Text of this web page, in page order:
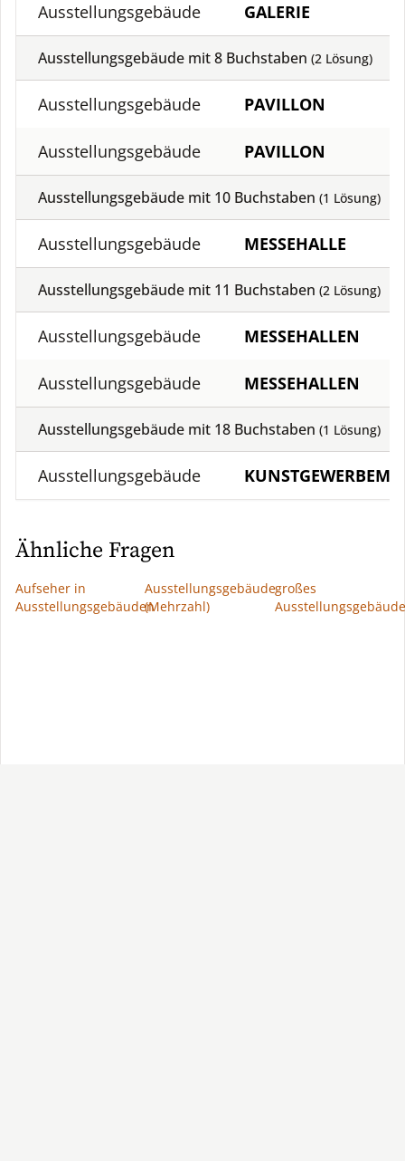
Ausstellungsgebäude GALERIE
Ausstellungsgebäude mit8 Buchstaben (2 Lösung)
Ausstellungsgebäude PAVILLON
Ausstellungsgebäude PAVILLON
Ausstellungsgebäude mit 10 Buchstaben (1 Lösung)
Ausstellungsgebäude MESSEHALLE
Ausstellungsgebäude mit 11 Buchstaben (2 Lösung)
Ausstellungsgebäude MESSEHALLEN
Ausstellungsgebäude MESSEHALLEN
Ausstellungsgebäude mit 18 Buchstaben (1 Lösung)
Ausstellungsgebäude
Ähnliche Fragen
Aufseher in
Ausstellungsgebäuden
Ausstellungsgebäude
(Mehrzahl)
großes
Ausstellungsgebäude